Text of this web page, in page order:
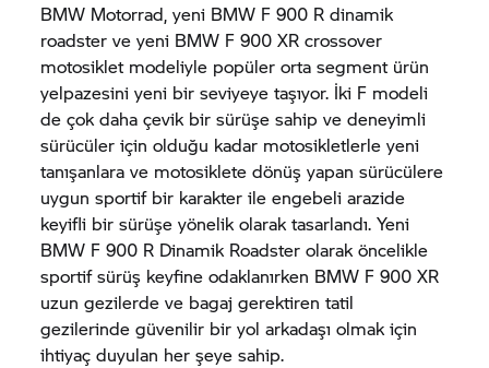
BMW Motorrad, yeni BMW F 900 R dinamik
roadster ve yeni BMW F 900 XR crossover
motosiklet modeliyle popüler orta segment ürün
yelpazesini yeni bir seviyeye taşıyor. İki F modeli
de çok daha çevik bir sürüşe sahip ve deneyimli
sürücüler için olduğu kadar motosikletlerle yeni
tanışanlara ve motosiklete dönüş yapan sürücülere
uygun sportif bir karakter ile engebeli arazide
keyifli bir sürüşe yönelik olarak tasarlandı. Yeni
BMW F 900 R Dinamik Roadster olarak öncelikle
sportif sürüş keyfine odaklanırken BMW F 900 XR
uzun gezilerde ve bagaj gerektiren tatil
gezilerinde güvenilir bir yol arkadaşı olmak için
ihtiyaç duyulan her şeye sahip.